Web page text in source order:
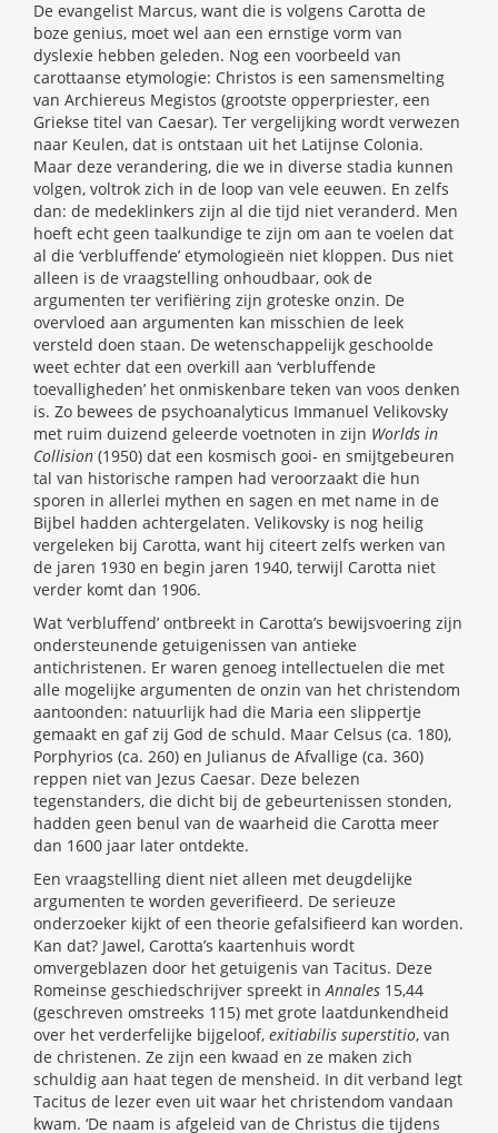
De evangelist Marcus, want die is volgens Carotta de
boze genius, moet wel aan een ernstige vorm van
dyslexie hebben geleden. Nog een voorbeeld van
carottaanse etymologie: Christos is een samensmelting
van Archiereus Megistos (grootste opperpriester, een
Griekse titel van Caesar). Ter vergelijking wordt verwezen
naar Keulen, dat is ontstaan uit het Latijnse Colonia.
Maar deze verandering, die we in diverse stadia kunnen
volgen, voltrok zich in de loop van vele eeuwen. En zelfs
dan: de medeklinkers zijn al die tijd niet veranderd. Men
hoeft echt geen taalkundige te zijn om aan te voelen dat
al die ‘verbluffende’ etymologieën niet kloppen. Dus niet
alleen is de vraagstelling onhoudbaar, ook de
argumenten ter verifiëring zijn groteske onzin. De
overvloed aan argumenten kan misschien de leek
versteld doen staan. De wetenschappelijk geschoolde
weet echter dat een overkill aan ‘verbluffende
toevalligheden’ het onmiskenbare teken van voos denken
is. Zo bewees de psychoanalyticus Immanuel Velikovsky
met ruim duizend geleerde voetnoten in zijn Worlds in
Collision (1950) dat een kosmisch gooi- en smijtgebeuren
tal van historische rampen had veroorzaakt die hun
sporen in allerlei mythen en sagen en met name in de
Bijbel hadden achtergelaten. Velikovsky is nog heilig
vergeleken bij Carotta, want hij citeert zelfs werken van
de jaren 1930 en begin jaren 1940, terwijl Carotta niet
verder komt dan 1906.
Wat ‘verbluffend’ ontbreekt in Carotta’s bewijsvoering zijn
ondersteunende getuigenissen van antieke
antichristenen. Er waren genoeg intellectuelen die met
alle mogelijke argumenten de onzin van het christendom
aantoonden: natuurlijk had die Maria een slippertje
gemaakt en gaf zij God de schuld. Maar Celsus (ca. 180),
Porphyrios (ca. 260) en Julianus de Afvallige (ca. 360)
reppen niet van Jezus Caesar. Deze belezen
tegenstanders, die dicht bij de gebeurtenissen stonden,
hadden geen benul van de waarheid die Carotta meer
dan 1600 jaar later ontdekte.
Een vraagstelling dient niet alleen met deugdelijke
argumenten te worden geverifieerd. De serieuze
onderzoeker kijkt of een theorie gefalsifieerd kan worden.
Kan dat? Jawel, Carotta’s kaartenhuis wordt
omvergeblazen door het getuigenis van Tacitus. Deze
Romeinse geschiedschrijver spreekt in Annales 15,44
(geschreven omstreeks 115) met grote laatdunkendheid
over het verderfelijke bijgeloof, exitiabilis superstitio, van
de christenen. Ze zijn een kwaad en ze maken zich
schuldig aan haat tegen de mensheid. In dit verband legt
Tacitus de lezer even uit waar het christendom vandaan
kwam. ‘De naam is afgeleid van de Christus die tijdens